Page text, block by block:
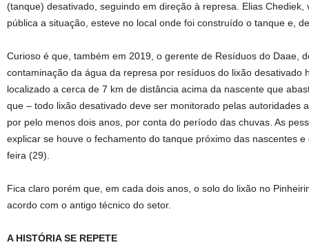
(tanque) desativado, seguindo em direção à represa. Elias
pública a situação, esteve no local onde foi construído o tanque e,
Curioso é que, também em 2019, o gerente de Resíduos do Daae,
contaminação da água da represa por resíduos do lixão desativado
localizado a cerca de 7 km de distância acima da nascente que
que – todo lixão desativado deve ser monitorado pelas autoridades
por pelo menos dois anos, por conta do período das chuvas. As
explicar se houve o fechamento do tanque próximo das nascentes
feira (29).
Fica claro porém que, em cada dois anos, o solo do lixão no
acordo com o antigo técnico do setor.
A HISTÓRIA SE REPETE